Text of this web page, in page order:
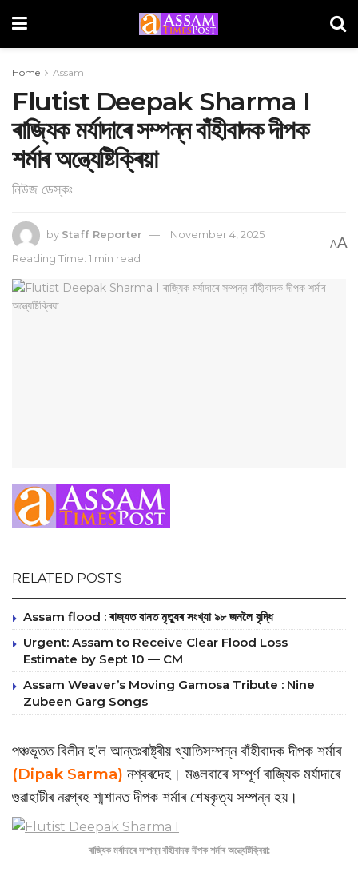
Home Assam
Flutist Deepak Sharma I
ৰাজ্যিক মৰ্যাদাৰে সম্পন্ন বাঁহীবাদক দীপক
শৰ্মাৰ অন্ত্যেষ্টিক্ৰিয়া
নিউজ ডেস্কঃ
by Staff Reporter
November 4, 2025
Reading Time: 1 min read
AA
RELATED POSTS
Assam flood : ৰাজ্যত বানত মৃত্যুৰ সংখ্যা ৯৮ জনলৈ বৃদ্ধি
Urgent: Assam to Receive Clear Flood Loss
Estimate by Sept 10 — CM
Assam Weaver’s Moving Gamosa Tribute : Nine
Zubeen Garg Songs
পঞ্চভূতত বিলীন হ’ল আন্তঃৰাষ্ট্ৰীয় খ্যাতিসম্পন্ন বাঁহীবাদক দীপক শৰ্মাৰ
(Dipak Sarma) নশ্বৰদেহ। মঙলবাৰে সম্পূৰ্ণ ৰাজ্যিক মৰ্যাদাৰে
গুৱাহাটীৰ নৱগ্ৰহ শ্মশানত দীপক শৰ্মাৰ শেষকৃত্য সম্পন্ন হয়।
ৰাজ্যিক মৰ্যাদাৰে সম্পন্ন বাঁহীবাদক দীপক শৰ্মাৰ অন্ত্যেষ্টিক্ৰিয়া: